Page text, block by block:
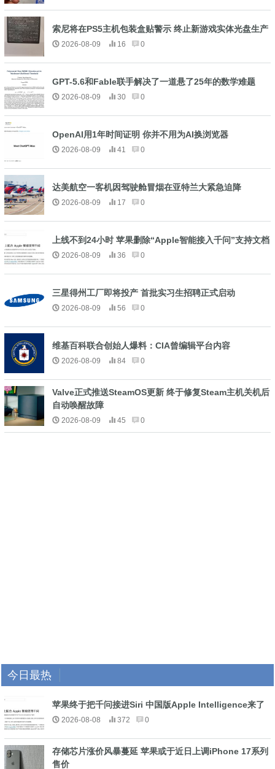
索尼将在PS5主机包装盒贴警示 终止新游戏实体光盘生产
2026-08-09 16 0
GPT-5.6和Fable联手解决了一道悬了25年的数学难题
2026-08-09 30 0
OpenAI用1年时间证明 你并不用为AI换浏览器
2026-08-09 41 0
达美航空一客机因驾驶舱冒烟在亚特兰大紧急迫降
2026-08-09 17 0
上线不到24小时 苹果删除“Apple智能接入千问”支持文档
2026-08-09 36 0
三星得州工厂即将投产 首批实习生招聘正式启动
2026-08-09 56 0
维基百科联合创始人爆料：CIA曾编辑平台内容
2026-08-09 84 0
Valve正式推送SteamOS更新 终于修复Steam主机关机后
自动唤醒故障
2026-08-09 45 0
今日最热
苹果终于把千问接进Siri 中国版Apple Intelligence来了
2026-08-08 372 0
存储芯片涨价风暴蔓延 苹果或于近日上调iPhone 17系列
售价